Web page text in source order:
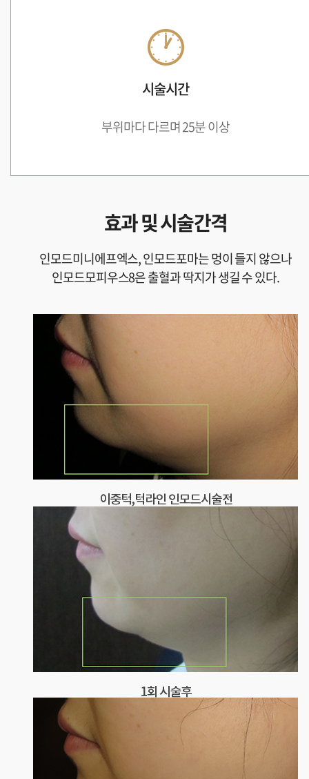
시술시간
부위마다 다르며 25분 이상
효과 및 시술간격
인모드미니에프엑스, 인모드포마는 멍이 들지 않으나
인모드모피우스8은 출혈과 딱지가 생길 수 있다.